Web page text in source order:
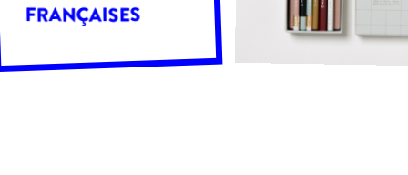
FRANÇAISES